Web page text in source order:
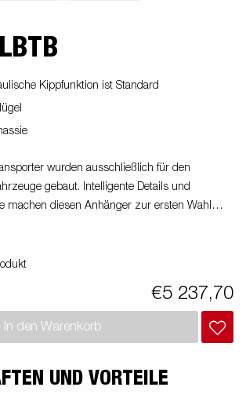
Kippfunktion ist Standard
wurden ausschließlich für den
Intelligente Details und
machen diesen Anhänger zur ersten Wahl
und Werkstätten. Hydraulische
Abbildung ähnlich.
€5 237,70
In den Warenkorb
UND VORTEILE